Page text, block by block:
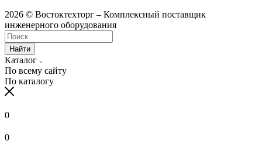
2026 © Востоктехторг – Комплексный поставщик
инженерного оборудования
Найти
Каталог
По всему сайту
По каталогу
0
0